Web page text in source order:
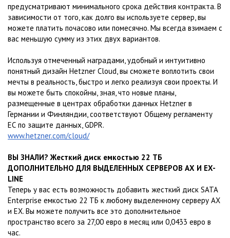
предусматривают минимального срока действия контракта. В
зависимости от того, как долго вы используете сервер, вы
можете платить почасово или помесячно. Мы всегда взимаем с
вас меньшую сумму из этих двух вариантов.
Используя отмеченный наградами, удобный и интуитивно
понятный дизайн Hetzner Cloud, вы сможете воплотить свои
мечты в реальность, быстро и легко реализуя свои проекты. И
вы можете быть спокойны, зная, что новые планы,
размещенные в центрах обработки данных Hetzner в
Германии и Финляндии, соответствуют Общему регламенту
ЕС по защите данных, GDPR.
www.hetzner.com/cloud/
ВЫ ЗНАЛИ? Жесткий диск емкостью 22 ТБ
ДОПОЛНИТЕЛЬНО ДЛЯ ВЫДЕЛЕННЫХ СЕРВЕРОВ AX И EX-
LINE
Теперь у вас есть возможность добавить жесткий диск SATA
Enterprise емкостью 22 ТБ к любому выделенному серверу AX
и EX. Вы можете получить все это дополнительное
пространство всего за 27,00 евро в месяц или 0,0433 евро в
час.